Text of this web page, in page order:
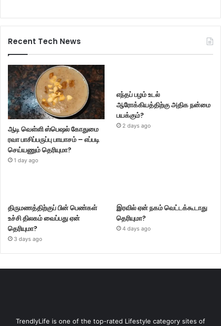
Recent Tech News
ஆடி வெள்ளி ஸ்பெஷல் கோதுமை
ரவா பாசிப்பருப்பு பாயாசம் – எப்படி
செய்யணும் தெரியுமா?
1 day ago
எந்தப் பழம் உடல்
ஆரோக்கியத்திற்கு அதிக நன்மை
பயக்கும்?
2 days ago
திருமணத்திற்குப் பின் பெண்கள்
உச்சி திலகம் வைப்பது ஏன்
தெரியுமா?
3 days ago
இரவில் ஏன் நகம் வெட்டக்கூடாது
தெரியுமா?
4 days ago
TrendlyLife is one of the top-rated Lifestyle category sites of